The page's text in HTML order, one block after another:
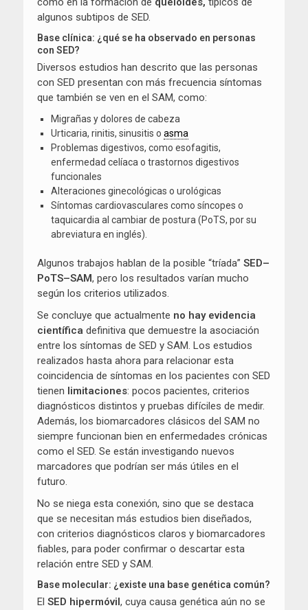
algunos subtipos de SED.
Base clínica: ¿qué se ha observado en personas
con SED?
Diversos estudios han descrito que las personas
con SED presentan con más frecuencia síntomas
que también se ven en el SAM, como:
Migrañas y dolores de cabeza
Urticaria, rinitis, sinusitis o asma
Problemas digestivos, como esofagitis,
enfermedad celíaca o trastornos digestivos
funcionales
Alteraciones ginecológicas o urológicas
Síntomas cardiovasculares como síncopes o
taquicardia al cambiar de postura (PoTS, por su
abreviatura en inglés).
Algunos trabajos hablan de la posible “tríada” SED–
PoTS–SAM, pero los resultados varían mucho
según los criterios utilizados.
Se concluye que actualmente no hay evidencia
científica definitiva que demuestre la asociación
entre los síntomas de SED y SAM. Los estudios
realizados hasta ahora para relacionar esta
coincidencia de síntomas en los pacientes con SED
tienen limitaciones: pocos pacientes, criterios
diagnósticos distintos y pruebas difíciles de medir.
Además, los biomarcadores clásicos del SAM no
siempre funcionan bien en enfermedades crónicas
como el SED. Se están investigando nuevos
marcadores que podrían ser más útiles en el
futuro.
No se niega esta conexión, sino que se destaca
que se necesitan más estudios bien diseñados,
con criterios diagnósticos claros y biomarcadores
fiables, para poder confirmar o descartar esta
relación entre SED y SAM.
Base molecular: ¿existe una base genética común?
El SED hipermóvil, cuya causa genética aún no se